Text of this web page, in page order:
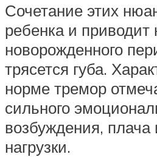
Сочетание этих
ребенка и приводит
новорожденного
трясется губа.
норме тремор
сильного
возбуждения,
нагрузки.